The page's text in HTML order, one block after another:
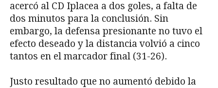
acercó al CD Iplacea a dos goles, a falta de
dos minutos para la conclusión. Sin
embargo, la defensa presionante no tuvo el
efecto deseado y la distancia volvió a cinco
tantos en el marcador final (31-26).
Justo resultado que no aumentó debido la